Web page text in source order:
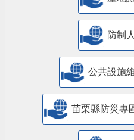
防制
公共設施
苗栗縣防災專